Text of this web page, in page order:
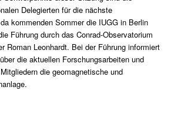
Delegierten für die nächste
kommenden Sommer die IUGG in Berlin
Führung durch das Conrad-Observatorium
Roman Leonhardt. Bei der Führung informiert
die aktuellen Forschungsarbeiten und
die geomagnetische und